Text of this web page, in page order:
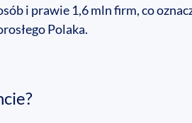
i prawie 1,6 mln firm, co
Polaka.